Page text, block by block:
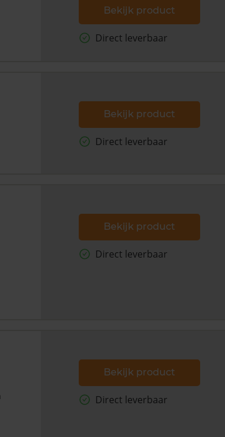
Bekijk product
Direct leverbaar
Bekijk product
Direct leverbaar
Bekijk product
Direct leverbaar
Bekijk product
Direct leverbaar